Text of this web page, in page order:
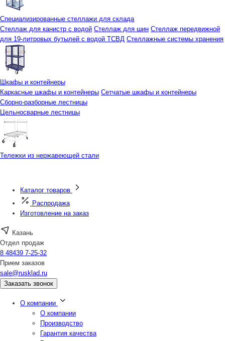
Специализированные стеллажи для склада
Стеллаж для канистр с водой Стеллаж для шин Стеллаж передвижной
для 19-литровых бутылей с водой ТСВД Стеллажные системы хранения
Шкафы и контейнеры
Каркасные шкафы и контейнеры Сетчатые шкафы и контейнеры
Сборно-разборные лестницы
Цельносварные лестницы
Тележки из нержавеющей стали
Каталог товаров
Распродажа
Изготовление на заказ
Казань
Отдел продаж
8 48439 7-25-32
Прием заказов
sale@rusklad.ru
Заказать звонок
О компании
О компании
Производство
Гарантия качества